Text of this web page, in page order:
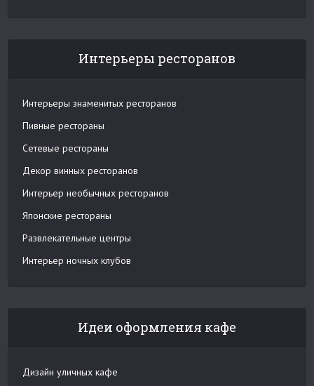
Интерьеры ресторанов
Интерьеры знаменитых ресторанов
Пивные рестораны
Сетевые рестораны
Декор винных ресторанов
Интерьер необычных ресторанов
Японские рестораны
Развлекательные центры
Интерьер ночных клубов
Идеи оформления кафе
Дизайн уличных кафе